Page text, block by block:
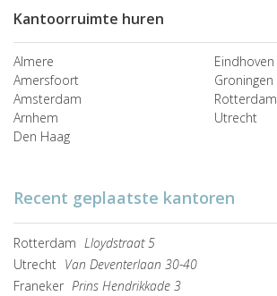
Kantoorruimte huren
Almere
Amersfoort
Amsterdam
Arnhem
Den Haag
Eindhoven
Groningen
Rotterdam
Utrecht
Recent geplaatste kantoren
Rotterdam Lloydstraat 5
Utrecht Van Deventerlaan 30-40
Franeker Prins Hendrikkade 3